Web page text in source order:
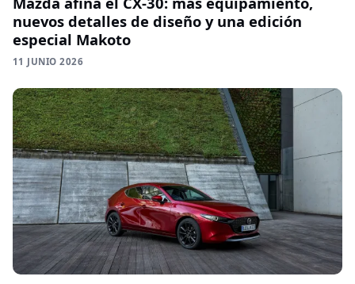
nuevos detalles de diseño y una edición
especial Makoto
11 JUNIO 2026